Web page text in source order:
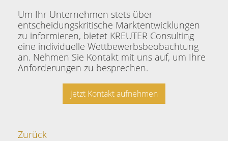
Um Ihr Unternehmen stets über
entscheidungskritische Marktentwicklungen
zu informieren, bietet KREUTER Consulting
eine individuelle Wettbewerbsbeobachtung
an. Nehmen Sie Kontakt mit uns auf, um Ihre
Anforderungen zu besprechen.
jetzt Kontakt aufnehmen
Zurück